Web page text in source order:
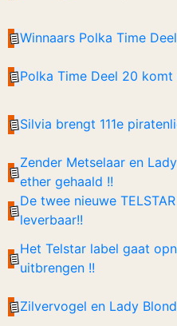
Winnaars Polka Time
Polka Time Deel 20 komt
Silvia brengt 111e
Zender Metselaar en
ether gehaald !!
De twee nieuwe
leverbaar!!
Het Telstar label gaat
uitbrengen !!
Zilvervogel en Lady